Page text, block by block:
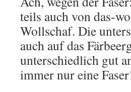
teils auch von das-
Wollschaf. Die
auch auf das
unterschiedlich gut
immer nur eine